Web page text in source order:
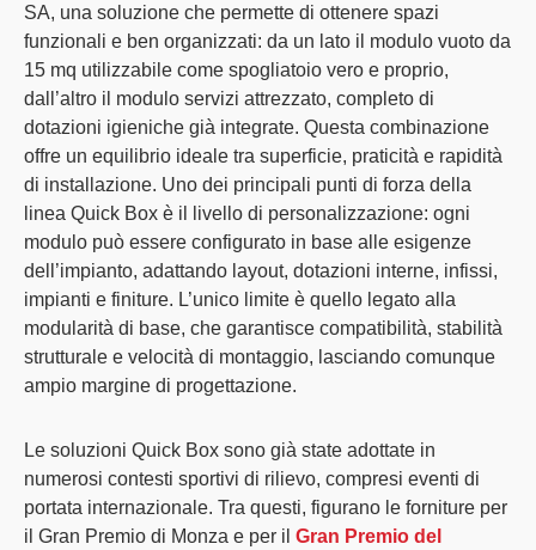
SA, una soluzione che permette di ottenere spazi
funzionali e ben organizzati: da un lato il modulo vuoto da
15 mq utilizzabile come spogliatoio vero e proprio,
dall’altro il modulo servizi attrezzato, completo di
dotazioni igieniche già integrate. Questa combinazione
offre un equilibrio ideale tra superficie, praticità e rapidità
di installazione. Uno dei principali punti di forza della
linea Quick Box è il livello di personalizzazione: ogni
modulo può essere configurato in base alle esigenze
dell’impianto, adattando layout, dotazioni interne, infissi,
impianti e finiture. L’unico limite è quello legato alla
modularità di base, che garantisce compatibilità, stabilità
strutturale e velocità di montaggio, lasciando comunque
ampio margine di progettazione.
Le soluzioni Quick Box sono già state adottate in
numerosi contesti sportivi di rilievo, compresi eventi di
portata internazionale. Tra questi, figurano le forniture per
il Gran Premio di Monza e per il Gran Premio del